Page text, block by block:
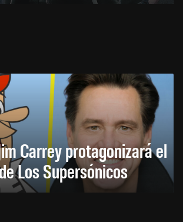
Carrey protagonizará el
Los Supersónicos